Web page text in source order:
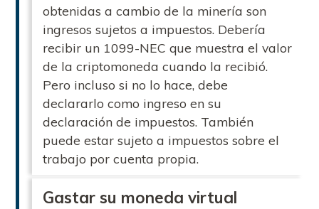
obtenidas a cambio de la minería son
ingresos sujetos a impuestos. Debería
recibir un 1099-NEC que muestra el valor
de la criptomoneda cuando la recibió.
Pero incluso si no lo hace, debe
declararlo como ingreso en su
declaración de impuestos. También
puede estar sujeto a impuestos sobre el
trabajo por cuenta propia.
Gastar su moneda virtual